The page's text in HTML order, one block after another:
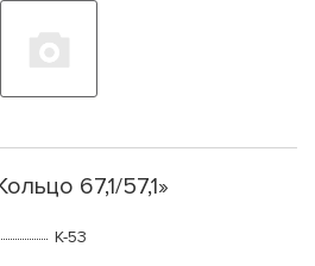
67,1/57,1»
K-53